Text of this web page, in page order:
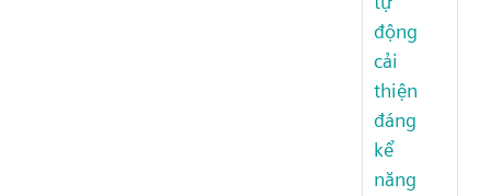
động
cải
thiện
đáng
kể
năng